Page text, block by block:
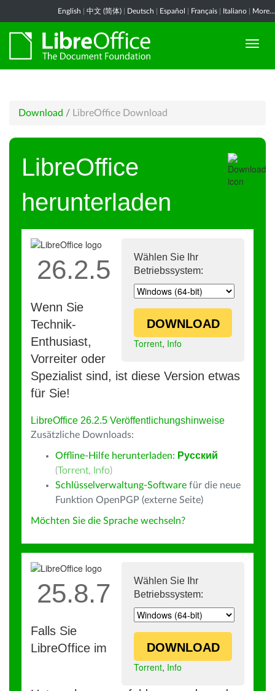
English 中文 (简体) Deutsch Español Français Italiano More...
Download / LibreOffice Download
LibreOffice
herunterladen
Wählen Sie Ihr
Betriebssystem:
DOWNLOAD
Torrent, Info
26.2.5
Wenn Sie
Technik-
Enthusiast,
Vorreiter oder
Spezialist sind, ist diese Version etwas
für Sie!
LibreOffice 26.2.5 Veröffentlichungshinweise
Zusätzliche Downloads:
Offline-Hilfe herunterladen: Русский
(Torrent, Info)
Schlüsselverwaltung-Software für die neue
Funktion OpenPGP (externe Seite)
Möchten Sie die Sprache wechseln?
Wählen Sie Ihr
Betriebssystem:
DOWNLOAD
Torrent, Info
25.8.7
Falls Sie
LibreOffice im